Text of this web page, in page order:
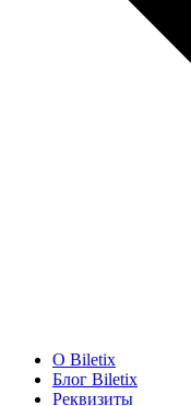
O Biletix
Блог Biletix
Реквизиты